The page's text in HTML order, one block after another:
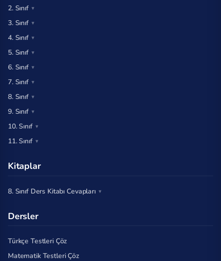
2. Sınıf
3. Sınıf
4. Sınıf
5. Sınıf
6. Sınıf
7. Sınıf
8. Sınıf
9. Sınıf
10. Sınıf
11. Sınıf
Kitaplar
8. Sınıf Ders Kitabı Cevapları
Dersler
Türkçe Testleri Çöz
Matematik Testleri Çöz